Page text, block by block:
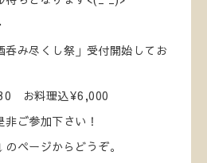
み尽くし祭」受付開始してお
お料理込¥6,000
ご参加下さい！
ページからどうぞ。